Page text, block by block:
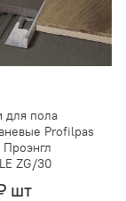
для пола
Profilpas
ZG/30
шт